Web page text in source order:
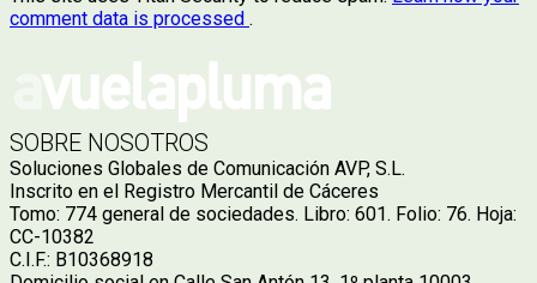
comment data is processed .
SOBRE NOSOTROS
Soluciones Globales de Comunicación AVP, S.L.
Inscrito en el Registro Mercantil de Cáceres
Tomo: 774 general de sociedades. Libro: 601. Folio: 76. Hoja:
CC-10382
C.I.F.: B10368918